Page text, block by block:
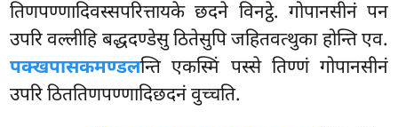
तिणपण्णादिवस्सपरित्तायके छदने विनट्ठे. गोपानसीनं पन
उपरि वल्लीहि बद्धदण्डेसु ठितेसुपिजहितवत्थुका होन्ति एव.
पक्खपासकमण्डलन्ति एकस्मिं पस्से तिण्णं गोपानसीनं
उपरि ठिततिणपण्णादिछदनं वुच्चति.